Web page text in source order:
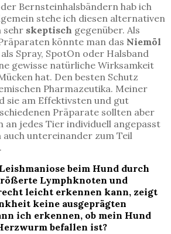
Bernsteinhalsbändern hab ich
stehe ich diesen alternativen
sehr skeptisch gegenüber. Als
könnte man das Niemöl
Spray, SpotOn oder Halsband
gewisse natürliche Wirksamkeit
hat. Den besten Schutz
Pharmazeutika. Meiner
sie am Effektivsten und gut
Präparate sollten aber
an jedes Tier individuell angepasst
auch untereinander zum Teil
beim Hund durch
Lymphknoten und
leicht erkennen kann, zeigt
keine ausgeprägten
ich erkennen, ob mein Hund
befallen ist?